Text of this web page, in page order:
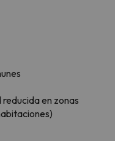
en zonas